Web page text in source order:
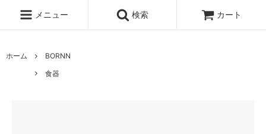
メニュー 検索 カート
ホーム
BORNN
食器